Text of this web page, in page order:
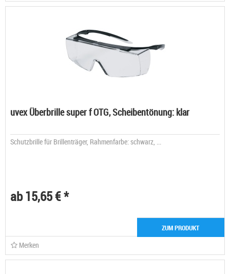
uvex Überbrille super f OTG, Scheibentönung: klar
Schutzbrille für Brillenträger, Rahmenfarbe: schwarz, ...
ab 15,65 € *
ZUM PRODUKT
Merken